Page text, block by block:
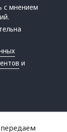
с мнением
и